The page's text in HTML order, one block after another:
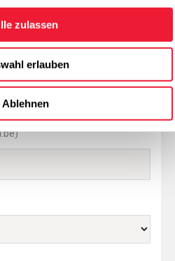
zulassen
erlauben
Ablehnen